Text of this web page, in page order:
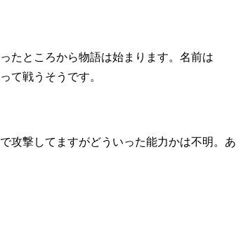
たところから物語は始まります。名前は
て戦うそうです。
攻撃してますがどういった能力かは不明。あ